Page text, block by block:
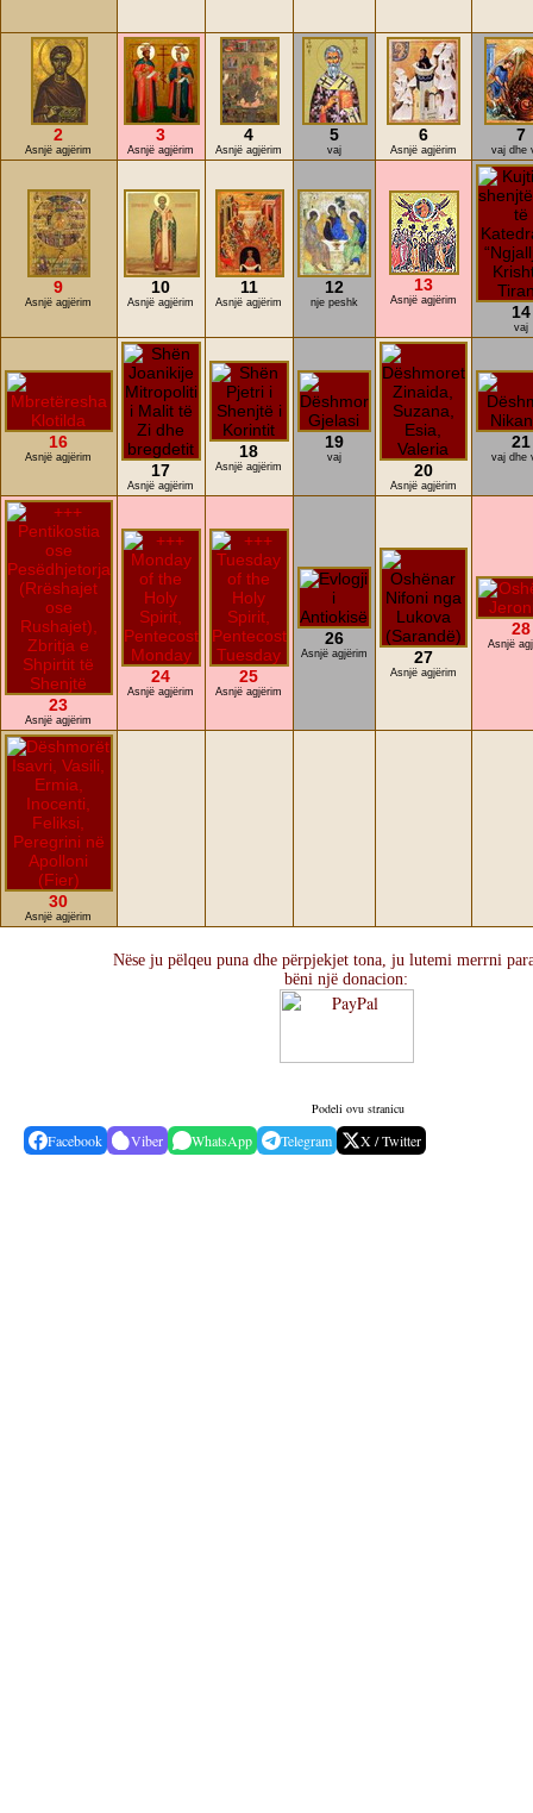
2
Asnjë agjërim
3
Asnjë agjërim
4
Asnjë agjërim
5
vaj
6
Asnjë agjërim
7
vaj dhe
9
Asnjë agjërim
10
Asnjë agjërim
11
Asnjë agjërim
12
nje peshk
13
Asnjë agjërim
14
vaj
16
Asnjë agjërim
17
Asnjë agjërim
18
Asnjë agjërim
19
vaj
20
Asnjë agjërim
21
vaj dhe
23
Asnjë agjërim
24
Asnjë agjërim
25
Asnjë agjërim
26
Asnjë agjërim 27
Asnjë agjërim
28
Asnjë
30
Asnjë agjërim
Nëse ju pëlqeu puna dhe përpjekjet tona, ju lutemi merrni
bëni një donacion:
Podeli ovu stranicu
Facebook Viber WhatsApp Telegram X / Twitter